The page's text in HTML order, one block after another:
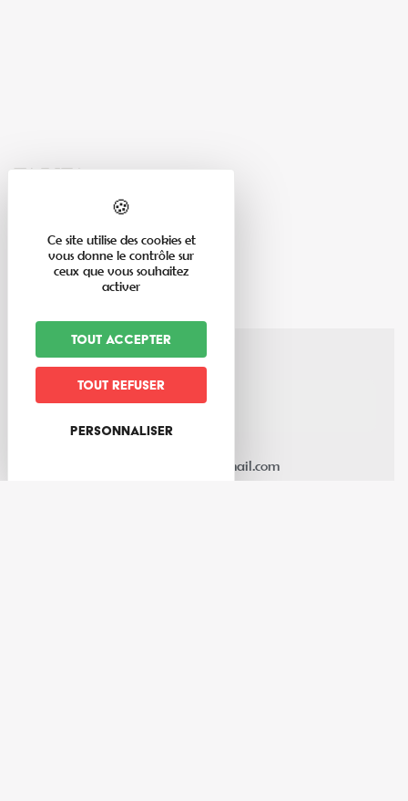
Tarifs
Moyen de paiement
Espèces
07 81 87 80 09
lesptitssavonsdemanon@hotmail.com
Ce site utilise des cookies et
vous donne le contrôle sur
ceux que vous souhaitez
activer
Tout accepter
Tout refuser
Personnaliser